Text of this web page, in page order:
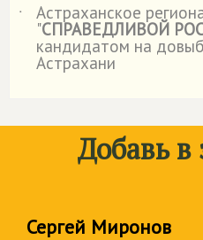
˙
Астраханское
"СПРАВЕДЛИВОЙ
кандидатом на
Астрахани
Добавь в
Сергей Миронов